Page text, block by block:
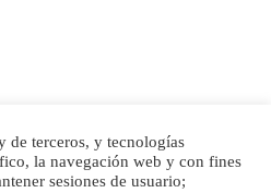
Y LOPEZ
PERDIDO HOY 06/07/2025 ZONA
Política de privacidad
de terceros, y tecnologías
la navegación web y con fines
sesiones de usuario;